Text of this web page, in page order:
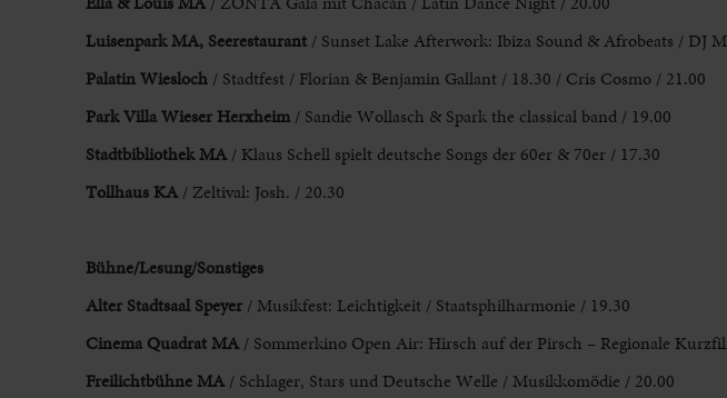
Luisenpark MA, Seerestaurant / Sunset Lake Afterwork: Ibiza Sound & Afrobeats / DJ
Palatin Wiesloch / Stadtfest / Florian & Benjamin Gallant / 18.30 / Cris Cosmo / 21.00
Park Villa Wieser Herxheim / Sandie Wollasch &Spark the classical band / 19.00
Stadtbibliothek MA/ Klaus Schell spielt deutsche Songs der 60er & 70er / 17.30
Tollhaus KA/ Zeltival: Josh. / 20.30
Bühne/Lesung/Sonstiges
Alter Stadtsaal Speyer / Musikfest: Leichtigkeit / Staatsphilharmonie / 19.30
Cinema Quadrat MA / Sommerkino Open Air: Hirsch aufder Pirsch – Regionale
Freilichtbühne MA / Schlager, Stars undDeutsche Welle / Musikkomödie / 20.00